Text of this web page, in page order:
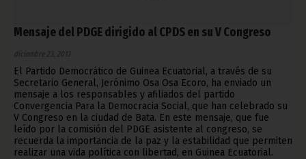
Mensaje del PDGE dirigido al CPDS en su V Congreso
diciembre 23, 2013
El Partido Democrático de Guinea Ecuatorial, a través de su
Secretario General, Jerónimo Osa Osa Ecoro, ha enviado un
mensaje a los responsables y afiliados del partido
Convergencia Para la Democracia Social, que han celebrado su
V Congreso en la ciudad de Bata. En este mensaje, que fue
leído por la comisión del PDGE asistente al congreso, se
recuerda la importancia de la paz y la estabilidad que permiten
realizar una vida política con libertad, en Guinea Ecuatorial.